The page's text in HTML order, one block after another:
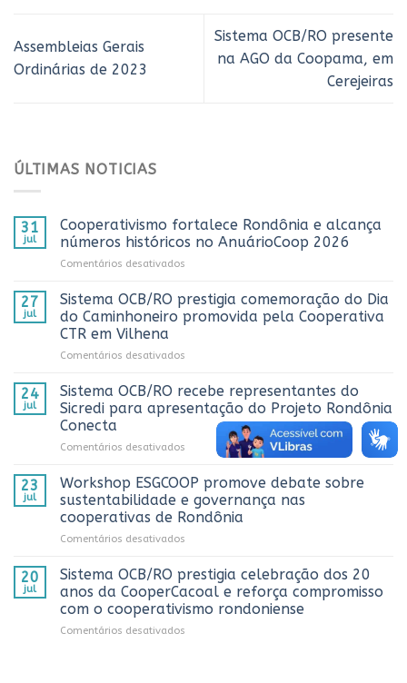
Assembleias Gerais
Ordinárias de 2023
Sistema OCB/RO presente
na AGO da Coopama, em
Cerejeiras
ÚLTIMAS NOTICIAS
31
jul
Cooperativismo fortalece Rondônia e alcança
números históricos no AnuárioCoop 2026
Comentários desativados
fortalece
Rondônia
e
no
AnuárioCoop
27
jul
Sistema OCB/RO prestigia comemoração do Dia
do Caminhoneiro promovida pela Cooperativa
CTR em Vilhena
Comentários desativados
OCB/RO
prestigia
comemoração
Caminhoneiro
promovida
pela
Cooperativa
Vilhena
24
jul
Sistema OCB/RO recebe representantes do
Sicredi para apresentação do Projeto Rondônia
Conecta
Comentários desativados
OCB/RO
recebe
representantes
do
apresentação
Rondônia
23
jul
Workshop ESGCOOP promove debate sobre
sustentabilidade e governança nas
cooperativas de Rondônia
Comentários desativados
ESGCOOP
promove
debate
sobre
20
jul
Sistema OCB/RO prestigia celebração dos 20
anos da CooperCacoal e reforça compromisso
com o cooperativismo rondoniense
Comentários desativados